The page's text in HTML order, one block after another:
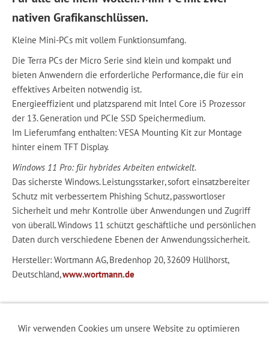
nativen Grafikanschlüssen.
Kleine Mini-PCs mit vollem Funktionsumfang.
Die Terra PCs der Micro Serie sind klein und kompakt und
bieten Anwendern die erforderliche Performance, die für ein
effektives Arbeiten notwendig ist.
Energieeffizient und platzsparend mit Intel Core i5 Prozessor
der 13. Generation und PCIe SSD Speichermedium.
Im Lieferumfang enthalten: VESA Mounting Kit zur Montage
hinter einem TFT Display.
Windows 11 Pro: für hybrides Arbeiten entwickelt.
Das sicherste Windows. Leistungsstarker, sofort einsatzbereiter
Schutz mit verbessertem Phishing Schutz, passwortloser
Sicherheit und mehr Kontrolle über Anwendungen und Zugriff
von überall. Windows 11 schützt geschäftliche und persönlichen
Daten durch verschiedene Ebenen der Anwendungssicherheit.
Hersteller: Wortmann AG, Bredenhop 20, 32609 Hüllhorst,
Deutschland,www.wortmann.de
RECHTLICHES
Wir verwenden Cookies um unsere Website zu optimieren